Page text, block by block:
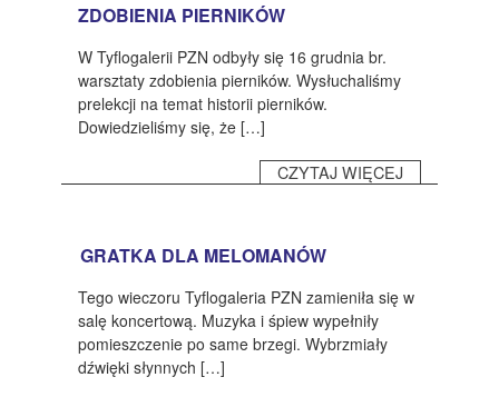
ZDOBIENIA PIERNIKÓW
W Tyflogalerii PZN odbyły się 16 grudnia br.
warsztaty zdobienia pierników. Wysłuchaliśmy
prelekcji na temat historii pierników.
Dowiedzieliśmy się, że […]
CZYTAJ WIĘCEJ
GRATKA DLA MELOMANÓW
Tego wieczoru Tyflogaleria PZN zamieniła się w
salę koncertową. Muzyka i śpiew wypełniły
pomieszczenie po same brzegi. Wybrzmiały
dźwięki słynnych […]